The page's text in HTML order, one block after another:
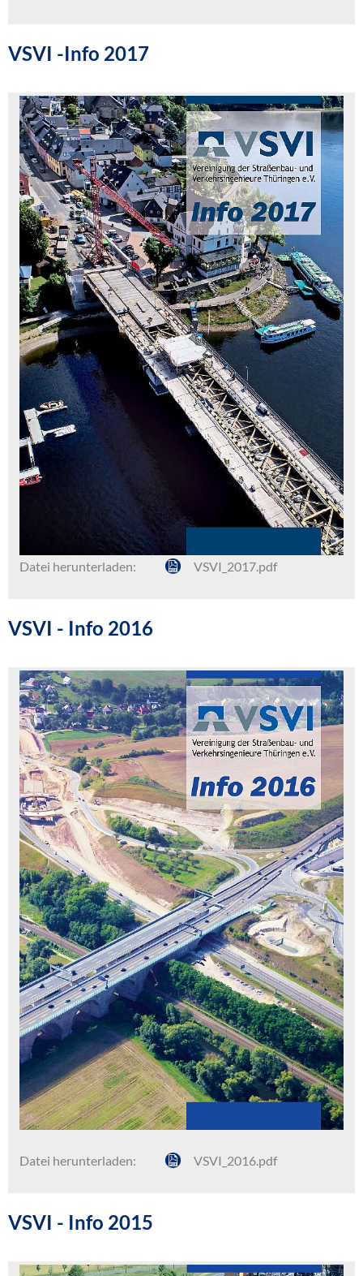
VSVI -Info 2017
Datei herunterladen: VSVI_2017.pdf
VSVI - Info 2016
Datei herunterladen: VSVI_2016.pdf
VSVI - Info 2015